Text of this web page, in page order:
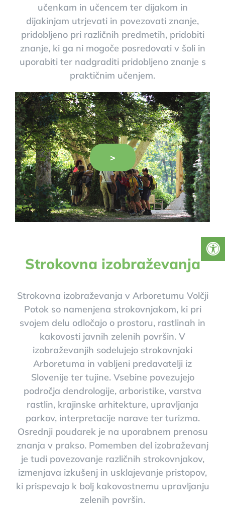
učenkam in učencem ter dijakom in
dijakinjam utrjevati in povezovati znanje,
pridobljeno pri različnih predmetih, pridobiti
znanje, ki ga ni mogoče posredovati v šoli in
uporabiti ter nadgraditi pridobljeno znanje s
praktičnim učenjem.
>
Strokovna izobraževanja
Strokovna izobraževanja v Arboretumu Volčji
Potok so namenjena strokovnjakom, ki pri
svojem delu odločajo o prostoru, rastlinah in
kakovosti javnih zelenih površin. V
izobraževanjih sodelujejo strokovnjaki
Arboretuma in vabljeni predavatelji iz
Slovenije ter tujine. Vsebine povezujejo
področja dendrologije, arboristike, varstva
rastlin, krajinske arhitekture, upravljanja
parkov, interpretacije narave ter turizma.
Osrednji poudarek je na uporabnem prenosu
znanja v prakso. Pomemben del izobraževanj
je tudi povezovanje različnih strokovnjakov,
izmenjava izkušenj in usklajevanje pristopov,
ki prispevajo k bolj kakovostnemu upravljanju
zelenih površin.